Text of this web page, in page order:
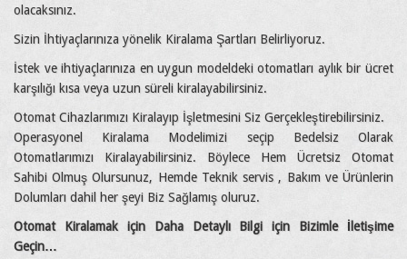
olacaksınız.
Sizin İhtiyaçlarınıza yönelik Kiralama Şartları Belirliyoruz.
İstek ve ihtiyaçlarınıza en uygun modeldeki otomatları aylık bir ücret
karşılığı kısa veya uzun süreli kiralayabilirsiniz.
Otomat Cihazlarımızı Kiralayıp İşletmesini Siz Gerçekleştirebilirsiniz.
Operasyonel Kiralama Modelimizi seçip Bedelsiz Olarak
Otomatlarımızı Kiralayabilirsiniz. Böylece Hem Ücretsiz Otomat
Sahibi Olmuş Olursunuz, Hemde Teknik servis , Bakım ve Ürünlerin
Dolumları dahil her şeyi Biz Sağlamış oluruz.
Otomat Kiralamak için Daha Detaylı Bilgi için Bizimle İletişime
Geçin…